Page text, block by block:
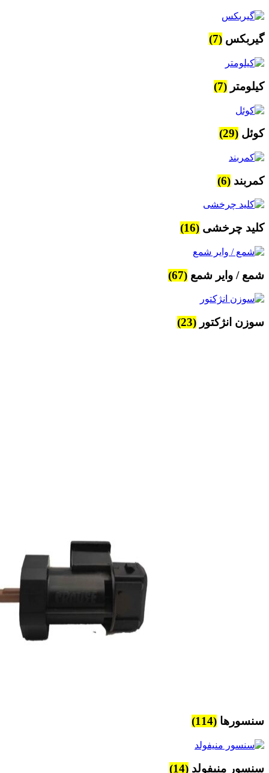
گیربکس (7)
کیلومتر (7)
کوئل (29)
کمربند (6)
کلید چرخشی (16)
شمع / وایر شمع (67)
سوزن انژکتور (23)
سنسورها (114)
سنسور منیفولد (14)